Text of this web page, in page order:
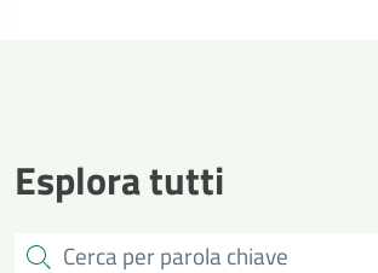
Esplora tutti
Cerca